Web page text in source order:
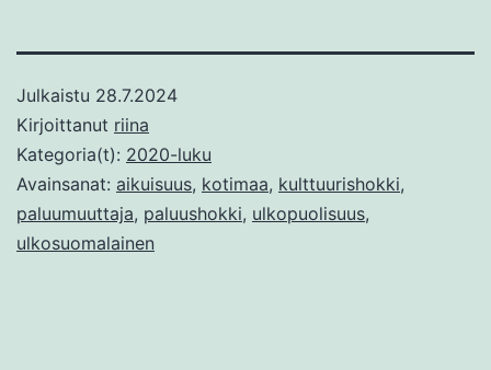
Julkaistu 28.7.2024
Kirjoittanut riina
Kategoria(t): 2020-luku
Avainsanat: aikuisuus, kotimaa, kulttuurishokki,
paluumuuttaja, paluushokki, ulkopuolisuus,
ulkosuomalainen